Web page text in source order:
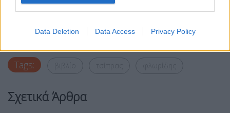
Data Deletion Data Access Privacy Policy
Facebook Share on X Bluesky
Email Copy Link
Tags:
Σχετικά Άρθρα